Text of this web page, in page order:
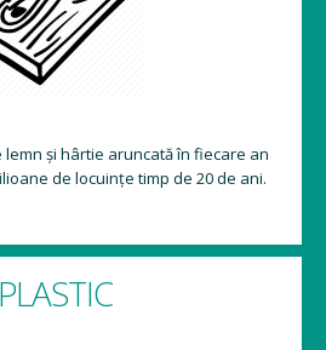
și hârtie aruncată în fiecare an
de locuințe timp de 20 de ani.
PLASTIC